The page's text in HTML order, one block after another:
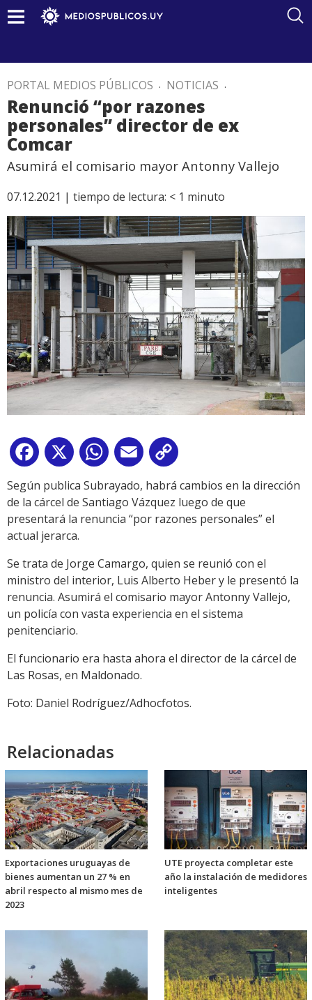
PORTAL MEDIOS PÚBLICOS . NOTICIAS .
Renunció “por razones
personales” director de ex
Comcar
Asumirá el comisario mayor Antonny Vallejo
07.12.2021 | tiempo de lectura: < 1 minuto
Facebook
X WhatsApp
Email
Link
Según publica Subrayado, habrá cambios en la dirección
de la cárcel de Santiago Vázquez luego de que
presentará la renuncia “por razones personales” el
actual jerarca.
Se trata de Jorge Camargo, quien se reunió con el
ministro del interior, Luis Alberto Heber y le presentó la
renuncia. Asumirá el comisario mayor Antonny Vallejo,
un policía con vasta experiencia en el sistema
penitenciario.
El funcionario era hasta ahora el director de la cárcel de
Las Rosas, en Maldonado.
Foto: Daniel Rodríguez/Adhocfotos.
Relacionadas
Exportaciones uruguayas de
bienes aumentan un 27 % en
abril respecto al mismo mes de
2023
UTE proyecta completar este
año la instalación de medidores
inteligentes